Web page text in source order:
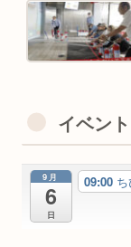
イベン
9月
6
日
09:00